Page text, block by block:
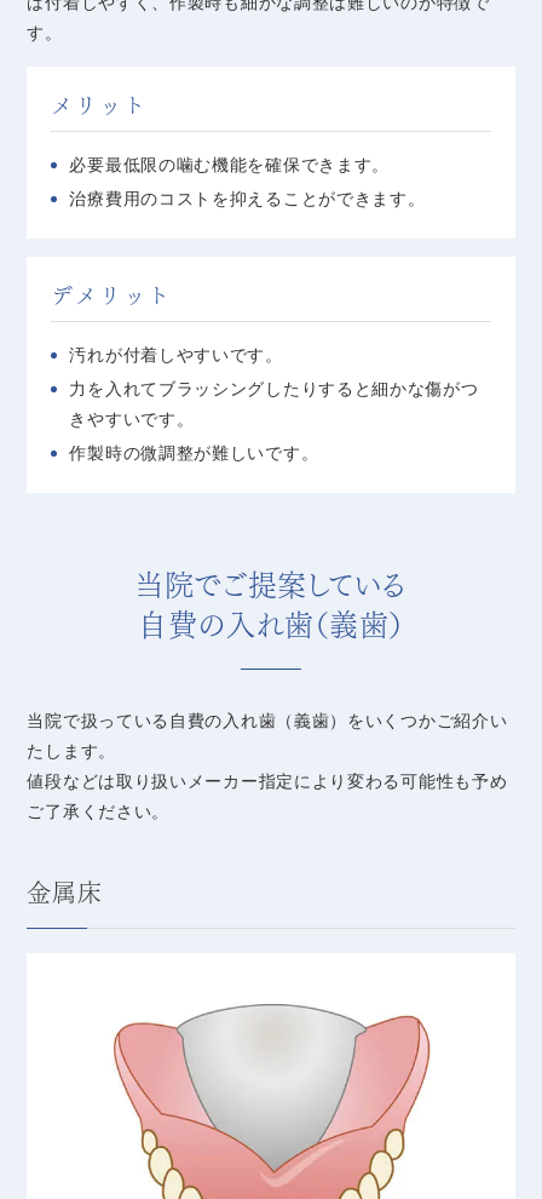
す。
メリット
必要最低限の噛む機能を確保できます。
治療費用のコストを抑えることができます。
デメリット
汚れが付着しやすいです。
力を入れてブラッシングしたりすると細かな傷がつ
きやすいです。
作製時の微調整が難しいです。
当院でご提案している
自費の入れ歯（義歯）
当院で扱っている自費の入れ歯（義歯）をいくつかご紹介い
たします。
値段などは取り扱いメーカー指定により変わる可能性も予め
ご了承ください。
金属床